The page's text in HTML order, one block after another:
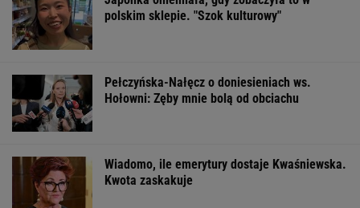
polskim sklepie. "Szok kulturowy"
Pełczyńska-Nałęcz o doniesieniach ws.
Hołowni: Zęby mnie bolą od obciachu
Wiadomo, ile emerytury dostaje Kwaśniewska.
Kwota zaskakuje